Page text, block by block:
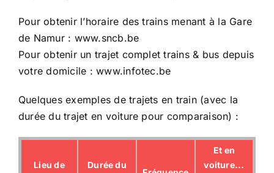
Pour obtenir l’horaire des trains menant à la Gare
de Namur : www.sncb.be
Pour obtenir un trajet complet trains & bus depuis
votre domicile :www.infotec.be
Quelques exemples de trajets en train (avec la
durée du trajet en voiture pour comparaison) :
Lieu de
Durée du
Et en
voiture...